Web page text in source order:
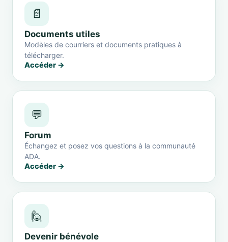
📄
Documents utiles
Modèles de courriers et documents pratiques à
télécharger.
Accéder →
💬
Forum
Échangez et posez vos questions à la communauté
ADA.
Accéder →
🙋
Devenir bénévole